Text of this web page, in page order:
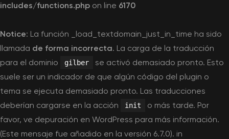
includes/functions.php on line 6170
Notice: La función _load_textdomain_just_in_time ha sido
llamada de forma incorrecta. La carga de la traducción
para el dominio
gilber
se activó demasiado pronto. Esto
suele ser un indicador de que algún código del plugin o
tema se ejecuta demasiado pronto. Las traducciones
deberían cargarse en la acción
init
o más tarde. Por
favor, ve depuración en WordPress para más información.
(Este mensaje fue añadido en la versión 6.7.0). in